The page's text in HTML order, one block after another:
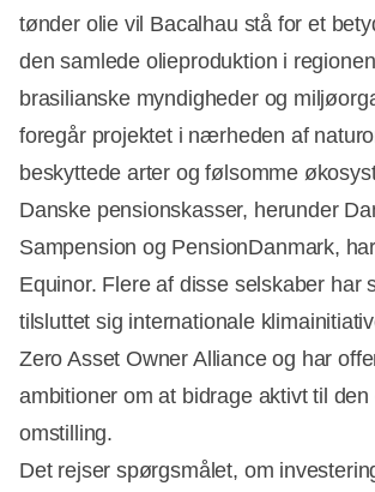
tønder olie vil Bacalhau stå for et
den samlede olieproduktion i
brasilianske myndigheder og
foregår projektet i nærheden af
beskyttede arter og følsomme
Danske pensionskasser, herunder
Sampension og PensionDanmark,
Equinor. Flere af disse selskaber har
tilsluttet sig internationale
Zero Asset Owner Alliance og har
ambitioner om at bidrage aktivt til
omstilling.
Det rejser spørgsmålet, om